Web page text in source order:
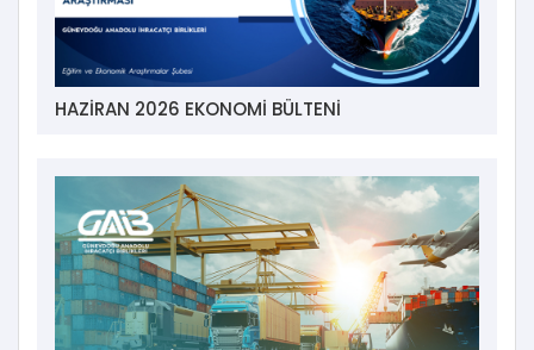
HAZİRAN 2026 EKONOMİ BÜLTENİ